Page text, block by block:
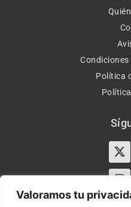
Valoramos tu
Condiciones
Política
X-